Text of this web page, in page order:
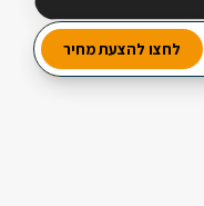
מבחר עשיר של סלטים
2 מנות ביניים
לחצו להצעת מחיר